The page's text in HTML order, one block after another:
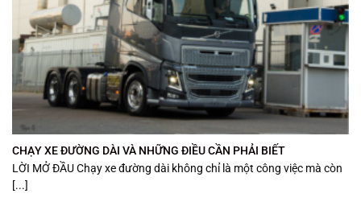
CHẠY XE ĐƯỜNG DÀI VÀ NHỮNG ĐIỀU CẦN PHẢI BIẾT
LỜI MỞ ĐẦU Chạy xe đường dài không chỉ là một công việc mà còn
[...]